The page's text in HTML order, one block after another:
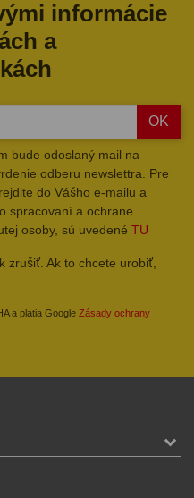
informácie
a
OK
bude odoslaný mail na
odberu newslettra. Pre
do Vášho e-mailu a
spracovaní a ochrane
osoby, sú uvedené TU
zrušiť. Ak to chcete urobiť,
a platia Google Zásady ochrany